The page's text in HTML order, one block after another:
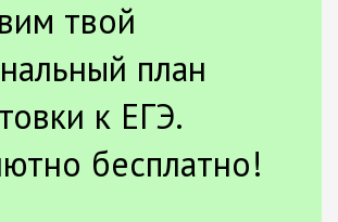
твой
план
к ЕГЭ.
бесплатно!